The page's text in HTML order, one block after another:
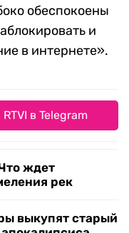
обеспокоены
и
в интернете».
в Telegram
ждет
рек
выкупят старый